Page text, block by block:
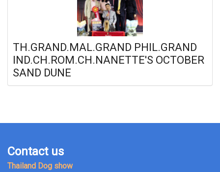
TH.GRAND.MAL.GRAND PHIL.GRAND
IND.CH.ROM.CH.NANETTE'S OCTOBER
SAND DUNE
Contact us
Thailand Dog show